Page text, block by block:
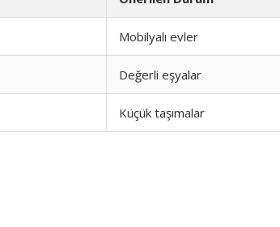
Mobilyalı evler
Değerli eşyalar
Küçük taşımalar
1.0
1.0